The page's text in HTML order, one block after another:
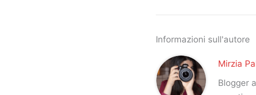
Informazioni sull'autore
Mirzia
Blogger